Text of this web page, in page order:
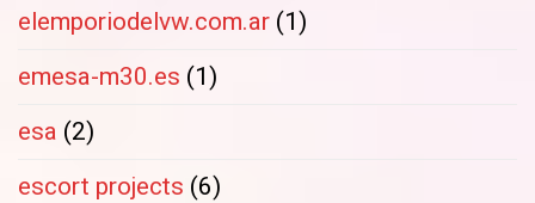
elemporiodelvw.com.ar (1)
emesa-m30.es (1)
esa (2)
escort projects (6)